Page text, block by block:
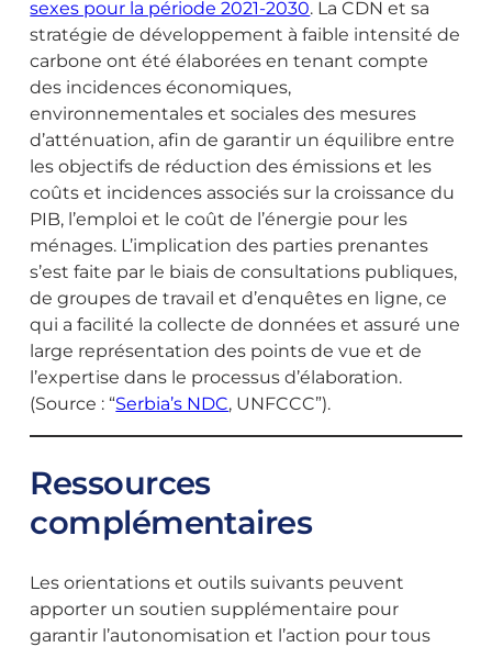
sexes pour la période 2021-2030. La CDN et sa
stratégie de développement à faible intensité de
carbone ont été élaborées en tenant compte
des incidences économiques,
environnementales et sociales des mesures
d’atténuation, afin de garantir un équilibre entre
les objectifs de réduction des émissions et les
coûts et incidences associés sur la croissance du
PIB, l’emploi et le coût de l’énergie pour les
ménages. L’implication des parties prenantes
s’est faite par le biais de consultations publiques,
de groupes de travail et d’enquêtes en ligne, ce
qui a facilité la collecte de données et assuré une
large représentation des points de vue et de
l’expertise dans le processus d’élaboration.
(Source : “Serbia’s NDC, UNFCCC”).
Ressources
complémentaires
Les orientations et outils suivants peuvent
apporter un soutien supplémentaire pour
garantir l’autonomisation et l’action pour tous